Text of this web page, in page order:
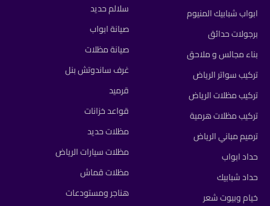
ابواب شبابيك المنيوم
برجولات حدائق
بناء مجالس و ملاحق
تركيب سواتر الرياض
تركيب مظلات الرياض
تركيب مظلات هرمية
ترميم مباني الرياض
حداد ابواب
حداد شبابيك
خيام وبيوت شعر
سلالم حديد
صيانة ابواب
صيانة مظلات
غرف ساندوتش بنل
قرميد
قواعد خزانات
مظلات حديد
مظلات سيارات الرياض
مظلات قماش
هناجر ومستودعات